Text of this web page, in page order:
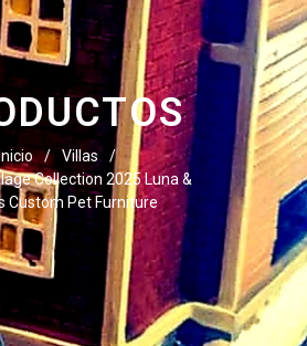
Inicio / Villas
/
Collection 2025 Luna &
Custom Pet Furniture